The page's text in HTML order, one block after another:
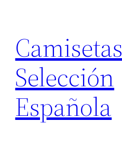
contenido
Camisetas
Selección
Española